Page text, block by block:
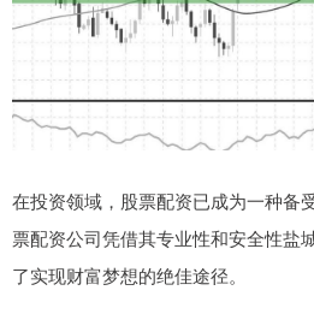
在投资领域，股票配资已成为一种备
票配资公司凭借其专业性和安全性盐
了实现财富梦想的绝佳途径。